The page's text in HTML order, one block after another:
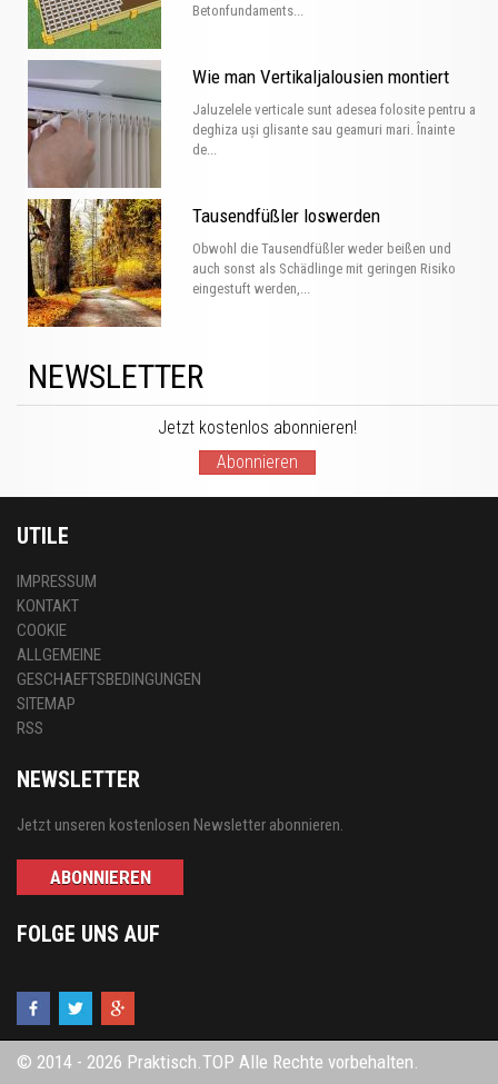
Betonfundaments...
Wie man Vertikaljalousien montiert
Jaluzelele verticale sunt adesea folosite pentru a
deghiza uși glisante sau geamuri mari. Înainte
de...
Tausendfüßler loswerden
Obwohl die Tausendfüßler weder beißen und
auch sonst als Schädlinge mit geringen Risiko
eingestuft werden,...
NEWSLETTER
Jetzt kostenlos abonnieren!
Abonnieren
UTILE
IMPRESSUM
KONTAKT
COOKIE
ALLGEMEINE
GESCHAEFTSBEDINGUNGEN
SITEMAP
RSS
NEWSLETTER
Jetzt unseren kostenlosen Newsletter abonnieren.
ABONNIEREN
FOLGE UNS AUF
© 2014 - 2026 Praktisch.TOP Alle Rechte vorbehalten.